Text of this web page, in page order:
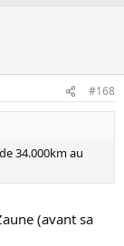
#168
34.000km au
(avant sa